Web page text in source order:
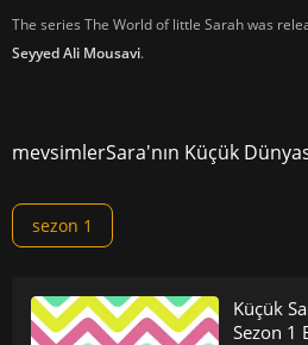
The series The World of little Sarah was
Seyyed Ali Mousavi.
mevsimlerSara'nın Küçük
sezon 1
Küçük
Sezon 1